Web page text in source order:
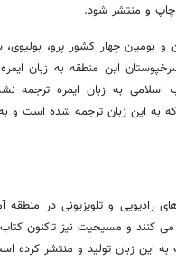
و منتشر شود.
و بومیان چهار کشور پرو، بولیوی،
این منطقه به زبان
اسلامی به زبان ایمره ترجمه
به این زبان ترجمه شده است و به
رادیویی و تلویزیونی در منطقه
می کنند و مسیحیت نیز تاکنون
به این زبان تولید و منتشر کرده